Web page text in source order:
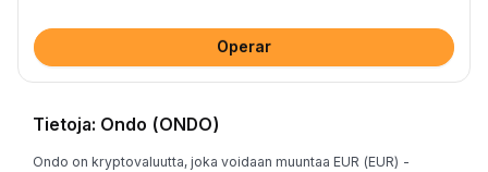
Operar
Tietoja: Ondo (ONDO)
Ondo on kryptovaluutta, joka voidaan muuntaa EUR (EUR) -